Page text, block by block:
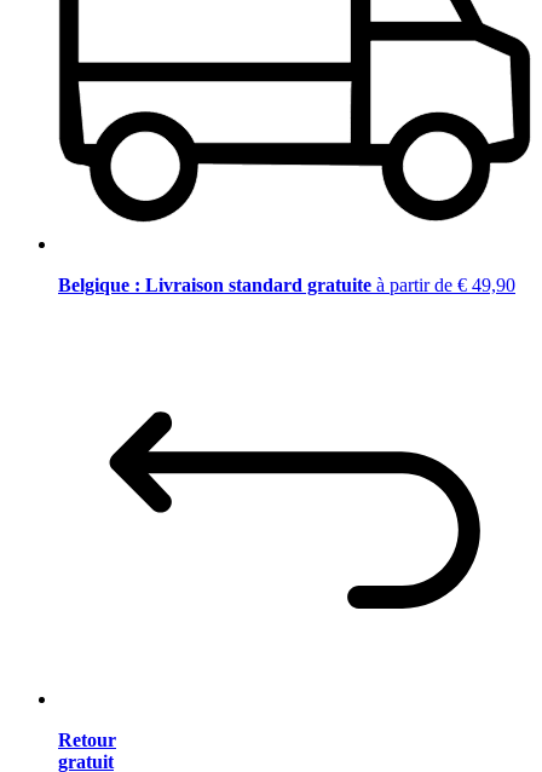
Belgique : Livraison standard gratuite à partir de € 49,90
Retour
gratuit